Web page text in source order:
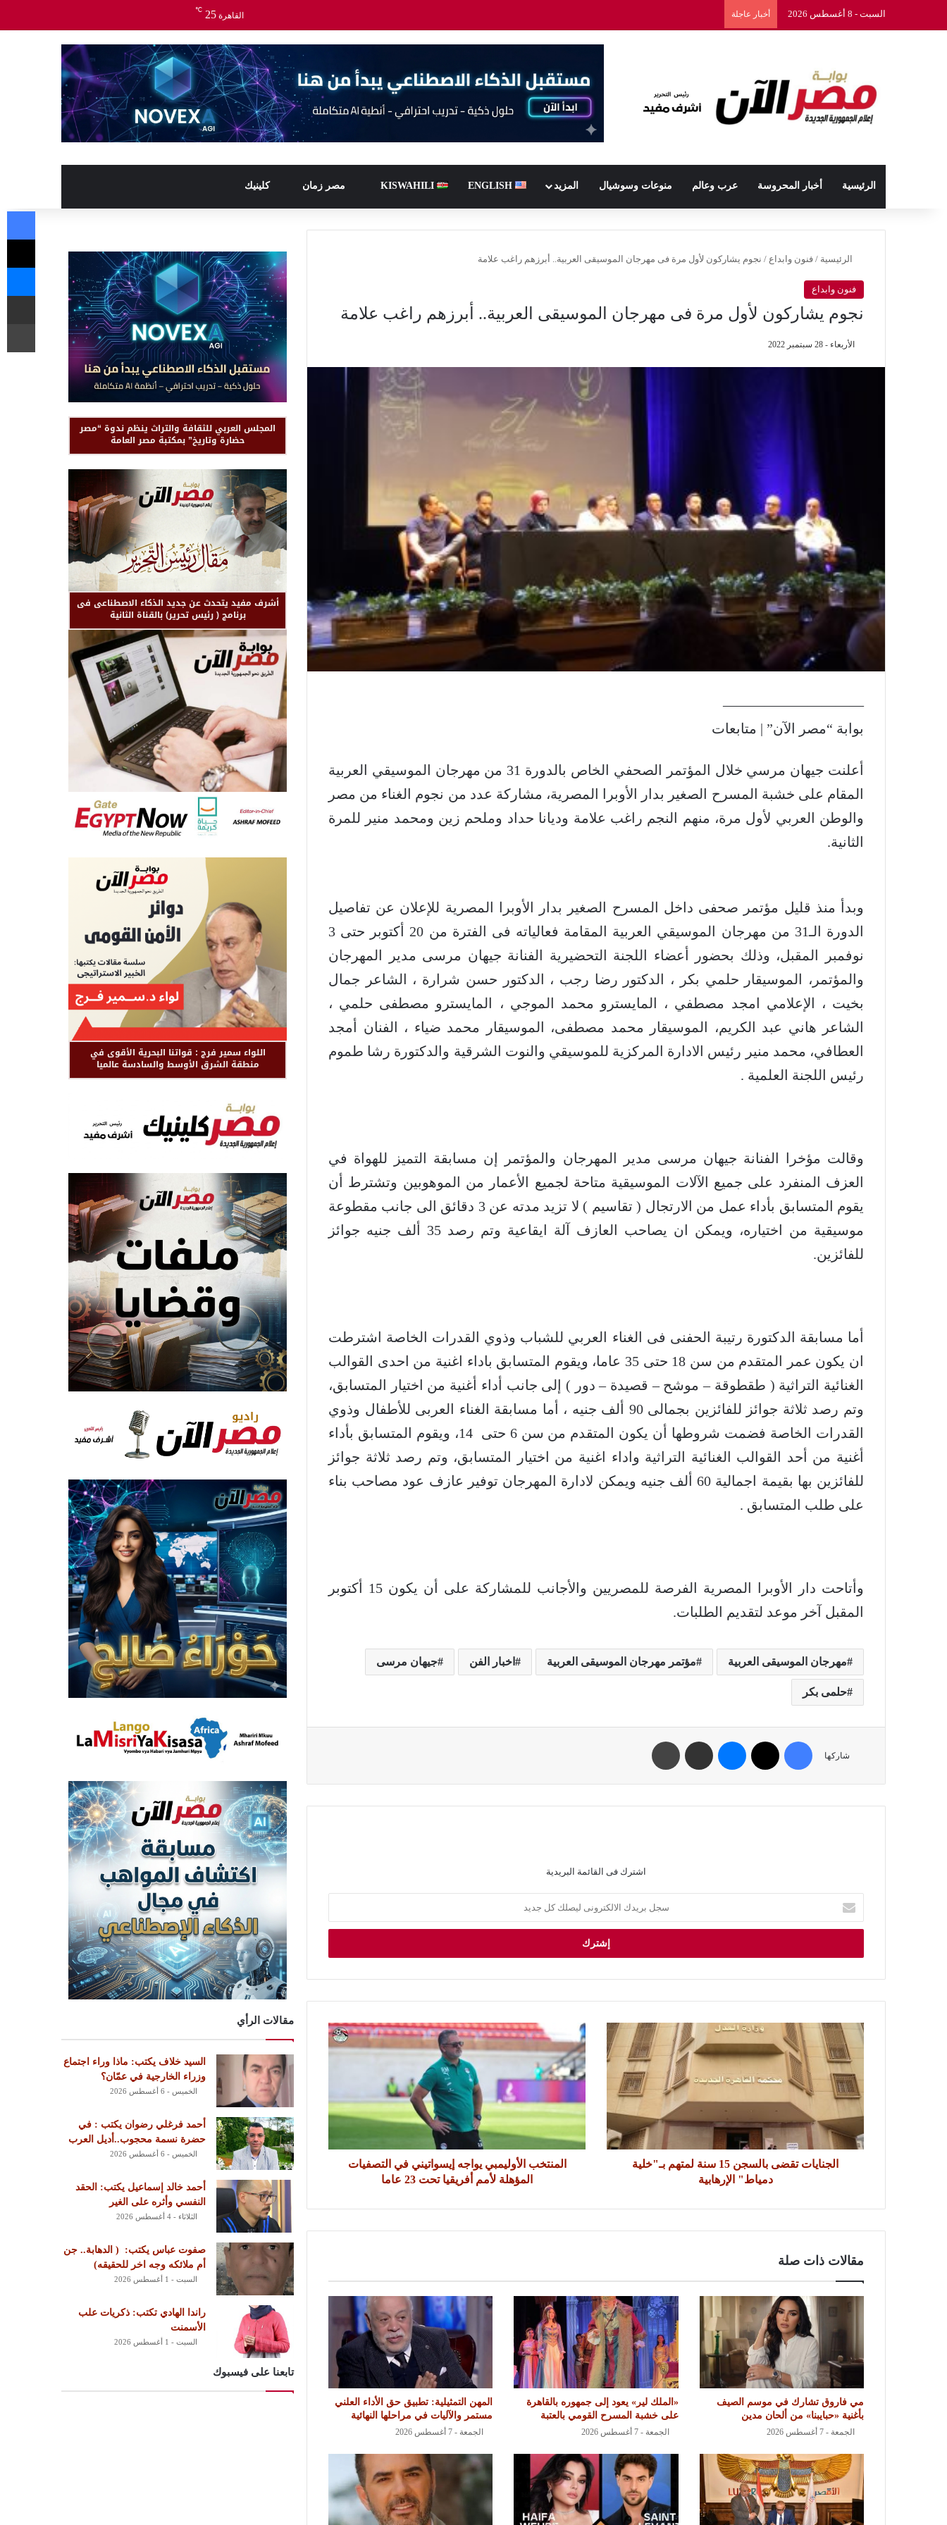
السبت - 8 أغسطس 2026 أخبار عاجلة القاهرة 25
℃
الرئيسية أخبار المحروسة عرب وعالم منوعات وسوشيال المزيد ENGLISH
KISWAHILI مصر زمان كلينيك
الرئيسية / فنون وابداع / نجوم يشاركون لأول مرة فى مهرجان الموسيقى العربية.. أبرزهم راغب علامة
فنون وابداع
نجوم يشاركون لأول مرة فى مهرجان الموسيقى العربية.. أبرزهم راغب علامة
الأربعاء - 28 سبتمبر 2022
——————————
بوابة “مصر الآن” | متابعات
أعلنت جيهان مرسي خلال المؤتمر الصحفي الخاص بالدورة 31 من مهرجان الموسيقي العربية
المقام على خشبة المسرح الصغير بدار الأوبرا المصرية، مشاركة عدد من نجوم الغناء من مصر
والوطن العربي لأول مرة، منهم النجم راغب علامة وديانا حداد وملحم زين ومحمد منير للمرة
الثانية.
وبدأ منذ قليل مؤتمر صحفى داخل المسرح الصغير بدار الأوبرا المصرية للإعلان عن تفاصيل
الدورة الـ31 من مهرجان الموسيقي العربية المقامة فعالياته فى الفترة من 20 أكتوبر حتى 3
نوفمبر المقبل، وذلك بحضور أعضاء اللجنة التحضيرية الفنانة جيهان مرسى مدير المهرجان
والمؤتمر، الموسيقار حلمي بكر ، الدكتور رضا رجب ، الدكتور حسن شرارة ، الشاعر جمال
بخيت ، الإعلامي امجد مصطفي ، المايسترو محمد الموجي ، المايسترو مصطفى حلمي ،
الشاعر هاني عبد الكريم، الموسيقار محمد مصطفى، الموسيقار محمد ضياء ، الفنان أمجد
العطافي، محمد منير رئيس الادارة المركزية للموسيقي والنوت الشرقية والدكتورة رشا طموم
رئيس اللجنة العلمية .
وقالت مؤخرا الفنانة جيهان مرسى مدير المهرجان والمؤتمر إن مسابقة التميز للهواة في
العزف المنفرد على جميع الآلات الموسيقية متاحة لجميع الأعمار من الموهوبين وتشترط أن
يقوم المتسابق بأداء عمل من الارتجال ( تقاسيم ) لا تزيد مدته عن 3 دقائق الى جانب مقطوعة
موسيقية من اختياره، ويمكن ان يصاحب العازف آلة ايقاعية وتم رصد 35 ألف جنيه جوائز
للفائزين.
أما مسابقة الدكتورة رتيبة الحفنى فى الغناء العربي للشباب وذوي القدرات الخاصة اشترطت
ان يكون عمر المتقدم من سن 18 حتى 35 عاما، ويقوم المتسابق باداء اغنية من احدى القوالب
الغنائية التراثية ( طقطوقة – موشح – قصيدة – دور ) إلى جانب أداء أغنية من اختيار المتسابق،
وتم رصد ثلاثة جوائز للفائزين بجمالى 90 ألف جنيه ، أما مسابقة الغناء العربى للأطفال وذوي
القدرات الخاصة فضمت شروطها أن يكون المتقدم من سن 6 حتى 14، ويقوم المتسابق بأداء
أغنية من أحد القوالب الغنائية التراثية واداء اغنية من اختيار المتسابق، وتم رصد ثلاثة جوائز
للفائزين بها بقيمة اجمالية 60 ألف جنيه ويمكن لادارة المهرجان توفير عازف عود مصاحب بناء
على طلب المتسابق .
وأتاحت دار الأوبرا المصرية الفرصة للمصريين والأجانب للمشاركة على أن يكون 15 أكتوبر
المقبل آخر موعد لتقديم الطلبات.
مهرجان الموسيقى العربية مؤتمر مهرجان الموسيقى العربية اخبار الفن جيهان مرسى
حلمى بكر
شاركها
اشترك فى القائمة البريدية
الجنايات تقضى بالسجن 15 سنة لمتهم بـ"خلية
دمياط" الإرهابية
المنتخب الأوليمبي يواجه إيسواتيني في التصفيات
المؤهلة لأمم أفريقيا تحت 23 عاما
مقالات ذات صلة
مي فاروق تشارك في موسم الصيف
بأغنية «حبايبنا» من ألحان مدين
الجمعة - 7 أغسطس 2026
«الملك لير» يعود إلى جمهوره بالقاهرة
على خشبة المسرح القومي بالعتبة
الجمعة - 7 أغسطس 2026
المهن التمثيلية: تطبيق حق الأداء العلني
مستمر والآليات في مراحلها النهائية
الجمعة - 7 أغسطس 2026
المجلس العربي للثقافة والتراث ينظم ندوة “مصر
حضارة وتاريخ” بمكتبة مصر العامة
أشرف مفيد يتحدث عن جديد الذكاء الاصطناعى فى
برنامج ( رئيس تحرير) بالقناة الثانية
اللواء سمير فرج : قواتنا البحرية الأقوى في
منطقة الشرق الأوسط والسادسة عالميا
مقالات الرأي
السيد خلاف يكتب: ماذا وراء اجتماع
وزراء الخارجية في عمّان؟
الخميس - 6 أغسطس 2026
أحمد فرغلي رضوان يكتب : في
حضرة نسمة محجوب..أديل العرب
الخميس - 6 أغسطس 2026
أحمد خالد إسماعيل يكتب: الحقد
النفسي وأثره على الغير
الثلاثاء - 4 أغسطس 2026
‏صفوت عباس يكتب: ‏ ‏( الدهابة.. جن
أم ملائكه وجه اخر للحقيقه)
السبت - 1 أغسطس 2026
راندا الهادي تكتب: ذكريات علب
الأسمنت
السبت - 1 أغسطس 2026
تابعنا على فيسبوك